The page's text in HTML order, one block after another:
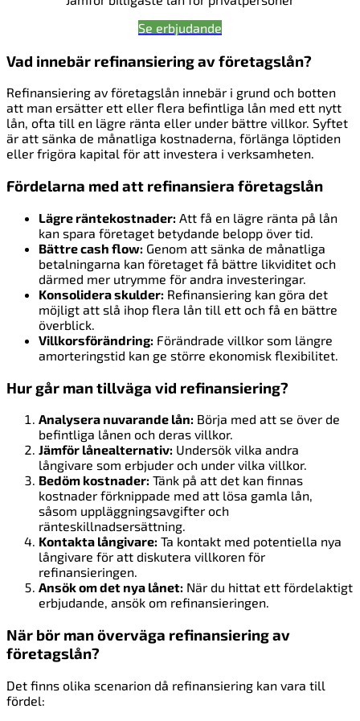
Se erbjudande
Vad innebär refinansiering av företagslån?
Refinansiering av företagslån innebär i grund och botten
att man ersätter ett eller flera befintliga lån med ett nytt
lån, ofta till en lägre ränta eller under bättre villkor. Syftet
är att sänka de månatliga kostnaderna, förlänga löptiden
eller frigöra kapital för att investera i verksamheten.
Fördelarna med att refinansiera företagslån
Lägre räntekostnader: Att få en lägre ränta på lån
kan spara företaget betydande belopp över tid.
Bättre cash flow: Genom att sänka de månatliga
betalningarna kan företaget få bättre likviditet och
därmed mer utrymme för andra investeringar.
Konsolidera skulder: Refinansiering kan göra det
möjligt att slå ihop flera lån till ett och få en bättre
överblick.
Villkorsförändring: Förändrade villkor som längre
amorteringstid kan ge större ekonomisk flexibilitet.
Hur går man tillväga vid refinansiering?
Analysera nuvarande lån: Börja med att se över de
befintliga lånen och deras villkor.
Jämför lånealternativ: Undersök vilka andra
långivare som erbjuder och under vilka villkor.
Bedöm kostnader: Tänk på att det kan finnas
kostnader förknippade med att lösa gamla lån,
såsom uppläggningsavgifter och
ränteskillnadsersättning.
Kontakta långivare: Ta kontakt med potentiella nya
långivare för att diskutera villkoren för
refinansieringen.
Ansök om det nya lånet: När du hittat ett fördelaktigt
erbjudande, ansök om refinansieringen.
När bör man överväga refinansiering av
företagslån?
Det finns olika scenarion då refinansiering kan vara till
fördel: